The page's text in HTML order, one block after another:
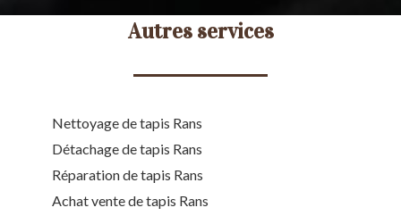
Autres services
Nettoyage de tapis Rans
Détachage de tapis Rans
Réparation de tapis Rans
Achat vente de tapis Rans